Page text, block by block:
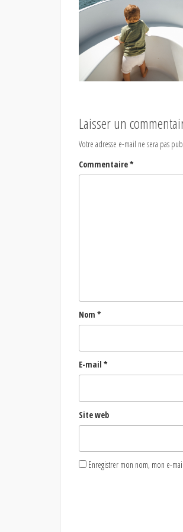
Laisser un
Votre adresse e-mail ne sera pas
Commentaire*
Nom *
E-mail *
Site web
Enregistrer mon nom, mon e-